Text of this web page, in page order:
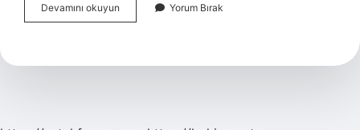
Devamını okuyun
Dönüm
Kadar
Yorum Bırak